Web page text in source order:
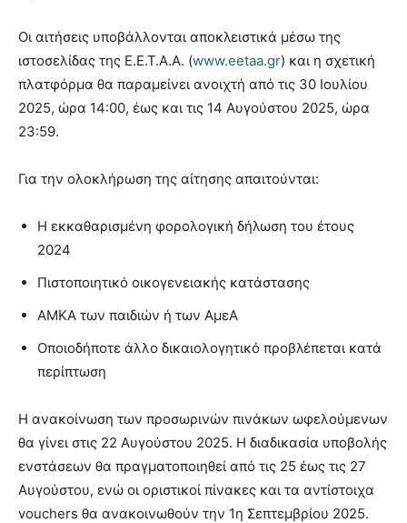
Οι αιτήσεις υποβάλλονται αποκλειστικά μέσω της
ιστοσελίδας της Ε.Ε.Τ.Α.Α. (www.eetaa.gr) και η σχετική
πλατφόρμα θα παραμείνει ανοιχτή από τις 30 Ιουλίου
2025, ώρα 14:00, έως και τις 14 Αυγούστου 2025, ώρα
23:59.
Για την ολοκλήρωση της αίτησης απαιτούνται:
Η εκκαθαρισμένη φορολογική δήλωση του έτους
2024
Πιστοποιητικό οικογενειακής κατάστασης
ΑΜΚΑ των παιδιών ή των ΑμεΑ
Οποιοδήποτε άλλο δικαιολογητικό προβλέπεται κατά
περίπτωση
Η ανακοίνωση των προσωρινών πινάκων ωφελούμενων
θα γίνει στις 22 Αυγούστου 2025. Η διαδικασία υποβολής
ενστάσεων θα πραγματοποιηθεί από τις 25 έως τις 27
Αυγούστου, ενώ οι οριστικοί πίνακες και τα αντίστοιχα
vouchers θα ανακοινωθούν την 1η Σεπτεμβρίου 2025.